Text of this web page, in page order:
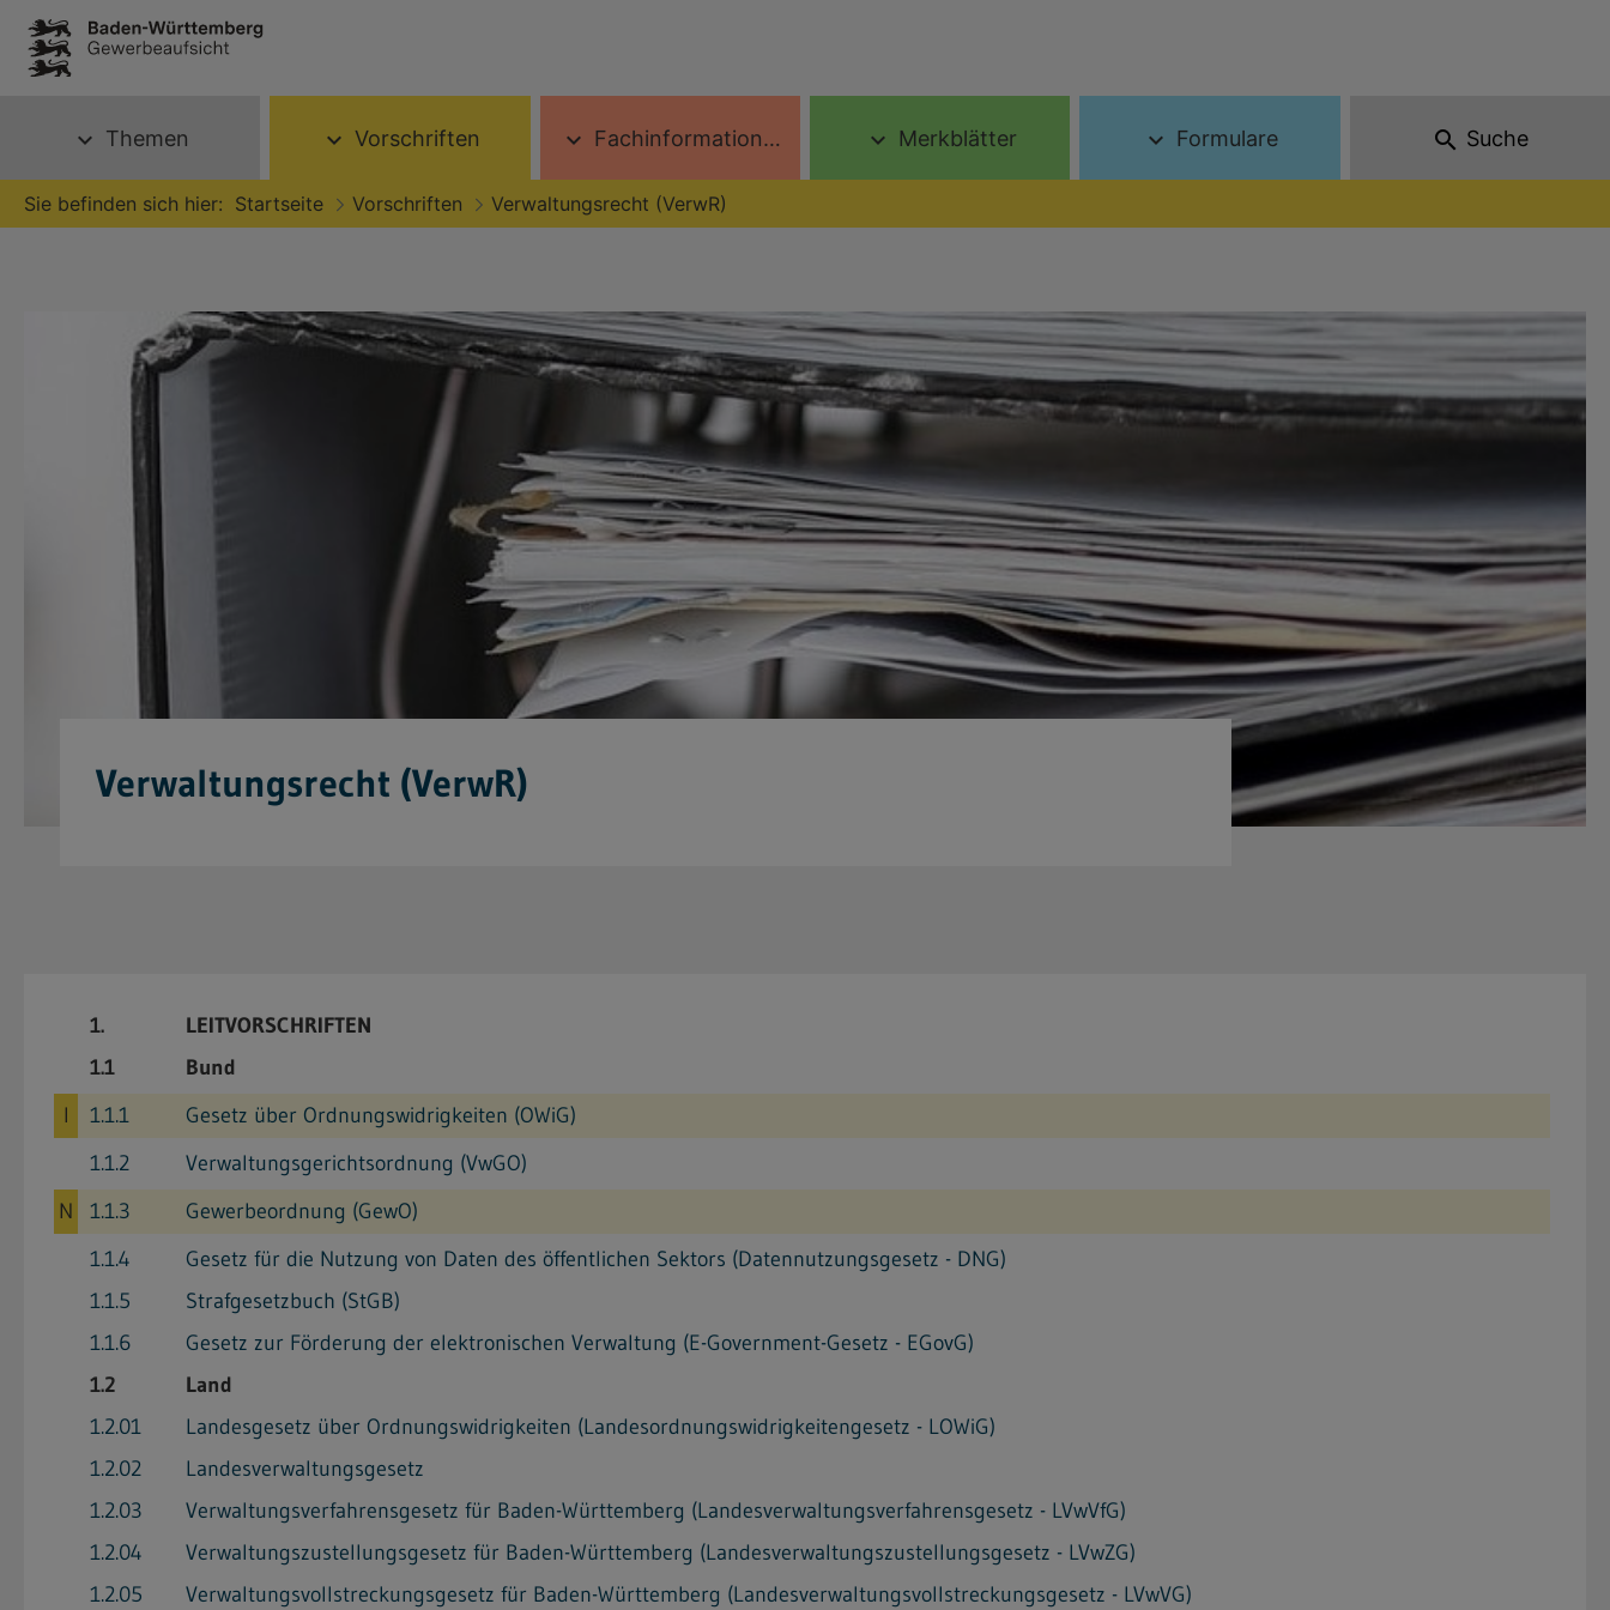
expand_more Themen expand_more Vorschriften expand_more Fachinformationen expand_more Merkblätter expand_more Formulare search Suche
Sie befinden sich hier: Startseite Vorschriften Verwaltungsrecht (VerwR)
Verwaltungsrecht (VerwR)
1.
LEITVORSCHRIFTEN
1.1
Bund
I
1.1.1
Gesetz über Ordnungswidrigkeiten (OWiG)
1.1.2
Verwaltungsgerichtsordnung (VwGO)
N
1.1.3
Gewerbeordnung (GewO)
1.1.4
Gesetz für die Nutzung von Daten des öffentlichen Sektors (Datennutzungsgesetz - DNG)
1.1.5
Strafgesetzbuch (StGB)
1.1.6
Gesetz zur Förderung der elektronischen Verwaltung (E-Government-Gesetz - EGovG)
1.2
Land
1.2.01
Landesgesetz über Ordnungswidrigkeiten (Landesordnungswidrigkeitengesetz - LOWiG)
1.2.02
Landesverwaltungsgesetz
1.2.03
Verwaltungsverfahrensgesetz für Baden-Württemberg (Landesverwaltungsverfahrensgesetz - LVwVfG)
1.2.04
Verwaltungszustellungsgesetz für Baden-Württemberg (Landesverwaltungszustellungsgesetz - LVwZG)
1.2.05
Verwaltungsvollstreckungsgesetz für Baden-Württemberg (Landesverwaltungsvollstreckungsgesetz - LVwVG)